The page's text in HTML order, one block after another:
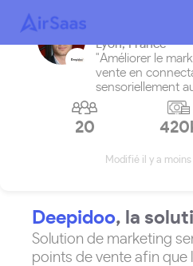
Lyon,France
"Améliorer le
vente en
sensoriellement
20
Modifié il y a
Deepidoo, la
Solution de marketing
points de vente afin que